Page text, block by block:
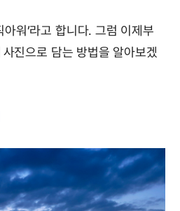
아워’라고 합니다. 그럼 이제부
사진으로 담는 방법을 알아보겠